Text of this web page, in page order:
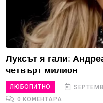
Луксът я гали:
четвърт милион
ЛЮБОПИТНО
0 КОМЕНТАРА